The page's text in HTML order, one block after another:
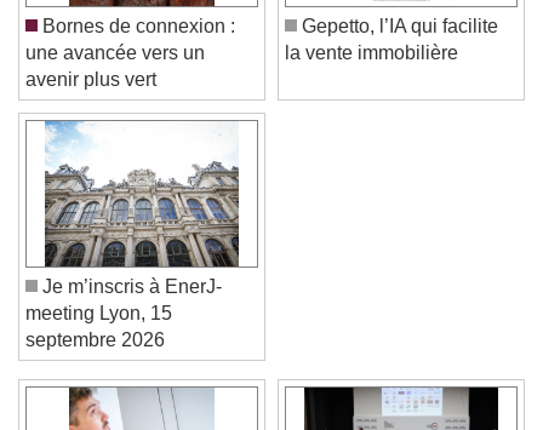
Bornes de connexion :
une avancée vers un
avenir plus vert
Gepetto, l’IA qui facilite
Je m’inscris à EnerJ-
meeting Lyon, 15
septembre 2026